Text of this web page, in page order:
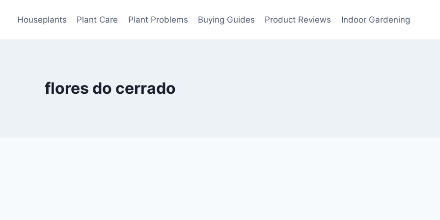
Houseplants Plant Care Plant Problems Buying Guides Product Reviews Indoor Gardening
flores do cerrado